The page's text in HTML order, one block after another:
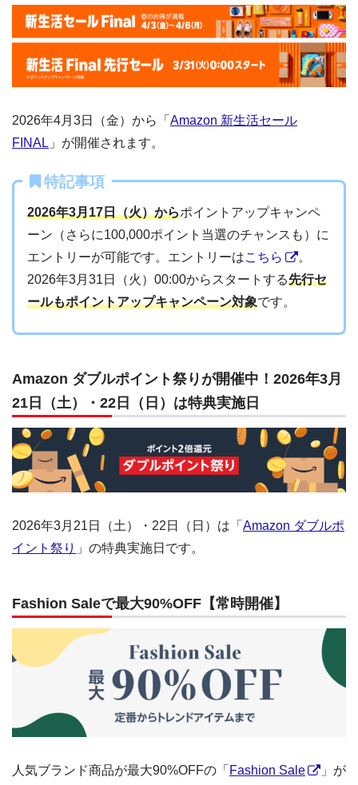
2026年4月3日（金）から「 Amazon 新生活セール
FINAL 」が開催されます。
特記事項
2026年3月17日（火）からポイントアップキャンペ
ーン（さらに100,000ポイント当選のチャンスも）に
エントリーが可能です。エントリーはこちら
。
2026年3月31日（火）00:00からスタートする先行セ
ールもポイントアップキャンペーン対象です。
Amazon ダブルポイント祭りが開催中！2026年3月
21日（土）・22日（日）は特典実施日
2026年3月21日（土）・22日（日）は「 Amazon ダブルポ
イント祭り 」の特典実施日です。
Fashion Saleで最大90%OFF【常時開催】
人気ブランド商品が最大90%OFFの「 Fashion Sale
」が